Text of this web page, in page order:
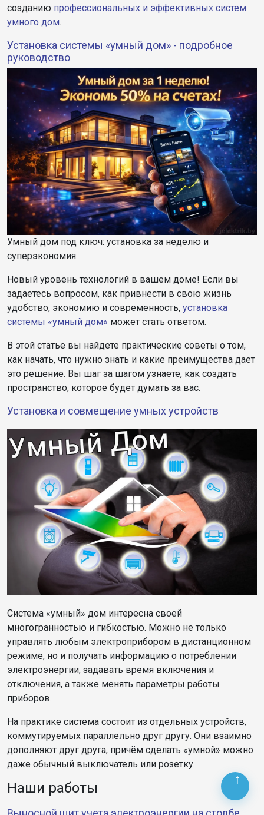
созданию профессиональных и эффективных систем
умного дом.
Установка системы «умный дом» - подробное
руководство
Умный дом под ключ: установка за неделю и
суперэкономия
Новый уровень технологий в вашем доме! Если вы
задаетесь вопросом, как привнести в свою жизнь
удобство, экономию и современность, установка
системы «умный дом» может стать ответом.
В этой статье вы найдете практические советы о том,
как начать, что нужно знать и какие преимущества дает
это решение. Вы шаг за шагом узнаете, как создать
пространство, которое будет думать за вас.
Установка и совмещение умных устройств
Система «умный» дом интересна своей
многогранностью и гибкостью. Можно не только
управлять любым электроприбором в дистанционном
режиме, но и получать информацию о потреблении
электроэнергии, задавать время включения и
отключения, а также менять параметры работы
приборов.
На практике система состоит из отдельных устройств,
коммутируемых параллельно друг другу. Они взаимно
дополняют друг друга, причём сделать «умной» можно
даже обычный выключатель или розетку.
Наши работы